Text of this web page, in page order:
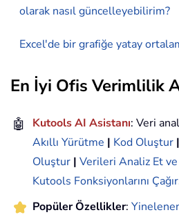
olarak nasıl güncelleyebilirim?
Excel'de bir grafiğe yatay
En İyi Ofis Verimlilik
🤖 Kutools AI Asistanı: Veri
Akıllı Yürütme | Kod Oluştur |
Oluştur | Verileri Analiz Et
Kutools Fonksiyonlarını Çağır
Popüler Özellikler: